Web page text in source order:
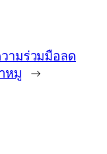
ามร่วมมือลด
หมู →